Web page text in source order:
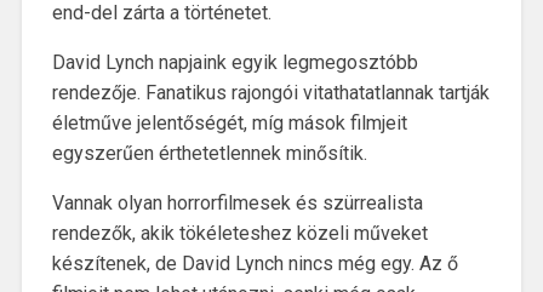
end-del zárta a történetet.
David Lynch napjaink egyik legmegosztóbb
rendezője. Fanatikus rajongói vitathatatlannak tartják
életműve jelentőségét, míg mások filmjeit
egyszerűen érthetetlennek minősítik.
Vannak olyan horrorfilmesek és szürrealista
rendezők, akik tökéleteshez közeli műveket
készítenek, de David Lynch nincs még egy. Az ő